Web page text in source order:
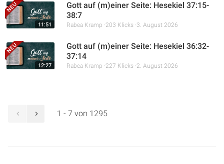
11:51
Gott auf (m)einer Seite: Hesekiel 37:15-
38:7
Rabea Kramp 203 Klicks 3. August 2026
12:27
Gott auf (m)einer Seite: Hesekiel 36:32-
37:14
Rabea Kramp 227 Klicks 2. August 2026
1 - 7 von 1295